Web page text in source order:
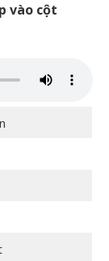
vào cột